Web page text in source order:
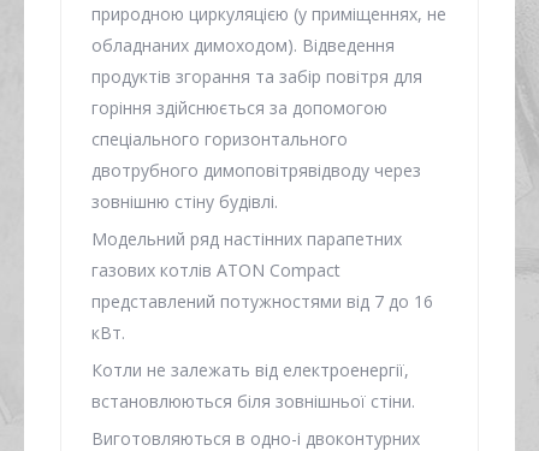
природною циркуляцією (у приміщеннях, не
обладнаних димоходом). Відведення
продуктів згорання та забір повітря для
горіння здійснюється за допомогою
спеціального горизонтального
двотрубного димоповітрявідводу через
зовнішню стіну будівлі.
Модельний ряд настінних парапетних
газових котлів ATON Compact
представлений потужностями від 7 до 16
кВт.
Котли не залежать від електроенергії,
встановлюються біля зовнішньої стіни.
Виготовляються в одно-і двоконтурних